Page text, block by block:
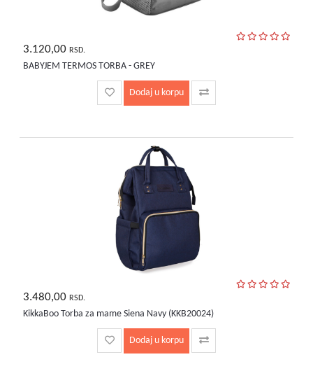
3.120,00 RSD.
BABYJEM TERMOS TORBA - GREY
Dodaj u korpu
3.480,00 RSD.
KikkaBoo Torba za mame Siena Navy (KKB20024)
Dodaj u korpu